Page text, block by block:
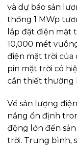
và dự báo sản
thống 1 MWp
lắp đặt điện mặt
10,000 mét
điện mặt trời của
pin mặt trời có
cần thiết thường
Về sản lượng
nắng ổn định
động lớn đến
trời. Trung bình,